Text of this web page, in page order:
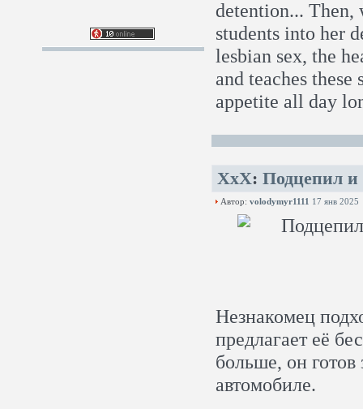
detention... Then,
students into her
lesbian sex, the
and teaches
appetite all day
XxX: Подцепил и
Автор: volodymyr1111 17 янв 2025
Незнакомец
предлагает её
больше, он готов
автомобиле.